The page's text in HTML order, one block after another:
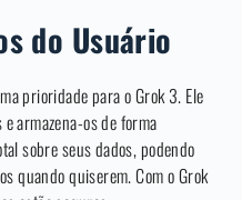
do Usuário
prioridade para o Grok 3. Ele
armazena-os de forma
sobre seus dados, podendo
quando quiserem. Com o Grok